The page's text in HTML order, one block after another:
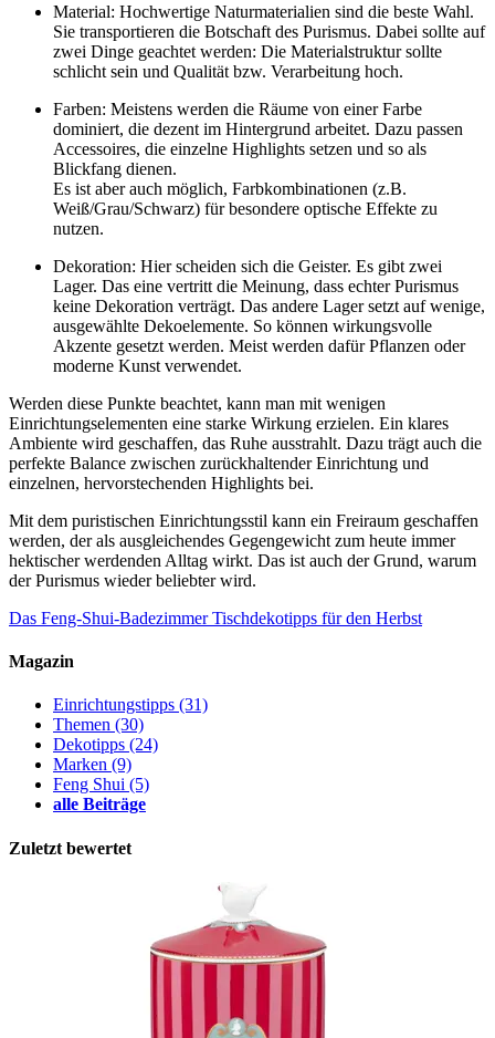
Material: Hochwertige Naturmaterialien sind die beste Wahl.
Sie transportieren die Botschaft des Purismus. Dabei sollte auf
zwei Dinge geachtet werden: Die Materialstruktur sollte
schlicht sein und Qualität bzw. Verarbeitung hoch.
Farben: Meistens werden die Räume von einer Farbe
dominiert, die dezent im Hintergrund arbeitet. Dazu passen
Accessoires, die einzelne Highlights setzen und so als
Blickfang dienen.
Es ist aber auch möglich, Farbkombinationen (z.B.
Weiß/Grau/Schwarz) für besondere optische Effekte zu
nutzen.
Dekoration: Hier scheiden sich die Geister. Es gibt zwei
Lager. Das eine vertritt die Meinung, dass echter Purismus
keine Dekoration verträgt. Das andere Lager setzt auf wenige,
ausgewählte Dekoelemente. So können wirkungsvolle
Akzente gesetzt werden. Meist werden dafür Pflanzen oder
moderne Kunst verwendet.
Werden diese Punkte beachtet, kann man mit wenigen
Einrichtungselementen eine starke Wirkung erzielen. Ein klares
Ambiente wird geschaffen, das Ruhe ausstrahlt. Dazu trägt auch die
perfekte Balance zwischen zurückhaltender Einrichtung und
einzelnen, hervorstechenden Highlights bei.
Mit dem puristischen Einrichtungsstil kann ein Freiraum geschaffen
werden, der als ausgleichendes Gegengewicht zum heute immer
hektischer werdenden Alltag wirkt. Das ist auch der Grund, warum
der Purismus wieder beliebter wird.
Das Feng-Shui-Badezimmer Tischdekotipps für den Herbst
Magazin
Einrichtungstipps (31)
Themen (30)
Dekotipps (24)
Marken (9)
Feng Shui (5)
alle Beiträge
Zuletzt bewertet